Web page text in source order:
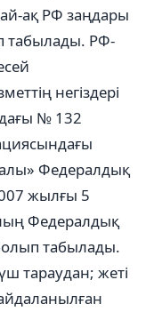
ақ РФ заңдары
табылады. РФ-
негіздері
№ 132
Федералдық
жылғы 5
Федералдық
табылады.
тараудан; жеті